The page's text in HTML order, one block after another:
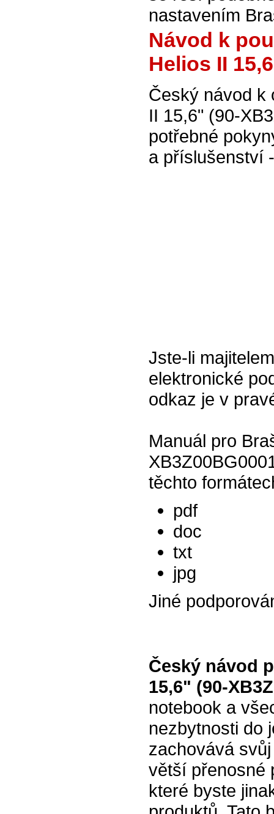
nastavením
Návod k
Helios II
Český návod k
II 15,6" (90-
potřebné
a příslušenství
Jste-li
elektronické
odkaz je v
Manuál pro
těchto
pdf
doc
txt
jpg
Jiné
Český návod
15,6" (90-
notebook a
nezbytnosti do
zachovává
větší přenosné
které byste